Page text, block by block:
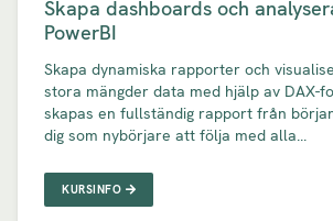
Skapa dashboards och
PowerBI
Skapa dynamiska rapporter och
stora mängder data med hjälp av DAX-
skapas en fullständig rapport från
dig som nybörjare att följa med alla...
KURSINFO